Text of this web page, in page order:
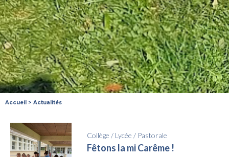
Accueil > Actualités
Collège / Lycée / Pastorale
Fêtons la mi Carême !